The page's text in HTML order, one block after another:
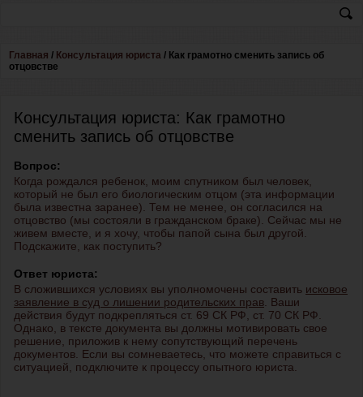
Главная / Консультация юриста / Как грамотно сменить запись об
отцовстве
Консультация юриста: Как грамотно
сменить запись об отцовстве
Вопрос:
Когда рождался ребенок, моим спутником был человек,
который не был его биологическим отцом (эта информации
была известна заранее). Тем не менее, он согласился на
отцовство (мы состояли в гражданском браке). Сейчас мы не
живем вместе, и я хочу, чтобы папой сына был другой.
Подскажите, как поступить?
Ответ юриста:
В сложившихся условиях вы уполномочены составить исковое
заявление в суд о лишении родительских прав. Ваши
действия будут подкрепляться ст. 69 СК РФ, ст. 70 СК РФ.
Однако, в тексте документа вы должны мотивировать свое
решение, приложив к нему сопутствующий перечень
документов. Если вы сомневаетесь, что можете справиться с
ситуацией, подключите к процессу опытного юриста.